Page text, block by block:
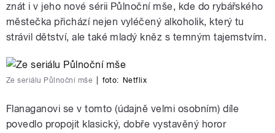
znát i v jeho nové sérii Půlnoční mše, kde do rybářského
městečka přichází nejen vyléčený alkoholik, který tu
strávil dětství, ale také mladý kněz s temným tajemstvím.
Ze seriálu Půlnoční mše foto: Netflix
Flanaganovi se v tomto (údajně velmi osobním) díle
povedlo propojit klasický, dobře vystavěný horor